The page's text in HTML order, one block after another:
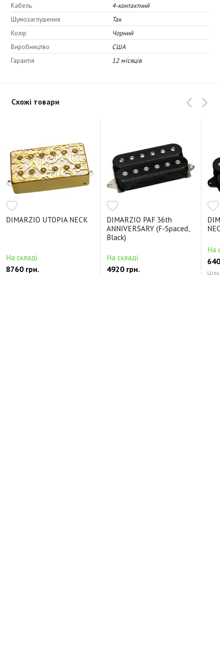
Кабель
4-контактний
Шумозаглушення
Так
Колір
Чорний
Виробництво
США
Гарантія
12 місяців
Схожі товари
DIMARZIO UTOPIA NECK
На складі
8760 грн.
DIMARZIO PAF 36th
ANNIVERSARY (F-Spaced,
Black)
На складі
4920 грн.
На